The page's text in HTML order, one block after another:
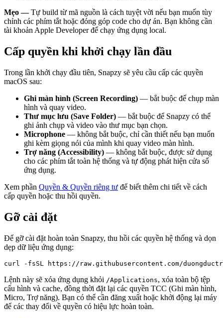
Mẹo —Tự build từ mã nguồn là cách tuyệt vời nếu bạn muốn tùy
chỉnh các phím tắt hoặc đóng góp code cho dự án. Bạn không cần
tài khoản Apple Developer để chạy ứng dụng local.
Cấp quyền khi khởi chạy lần đầu
Trong lần khởi chạy đầu tiên, Snapzy sẽ yêu cầu cấp các quyền
macOS sau:
Ghi màn hình (Screen Recording) — bắt buộc để chụp màn
hình và quay video.
Thư mục lưu (Save Folder) — bắt buộc để Snapzy có thể
ghi ảnh chụp và video vào thư mục bạn chọn.
Microphone — không bắt buộc, chỉ cần thiết nếu bạn muốn
ghi kèm giọng nói của mình khi quay video màn hình.
Trợ năng (Accessibility) — không bắt buộc, được sử dụng
cho các phím tắt toàn hệ thống và tự động phát hiện cửa sổ
ứng dụng.
Xem phần Quyền & Quyền riêng tư để biết thêm chi tiết về cách
cấp quyền hoặc thu hồi quyền.
Gỡ cài đặt
Để gỡ cài đặt hoàn toàn Snapzy, thu hồi các quyền hệ thống và dọn
dẹp dữ liệu ứng dụng:
Lệnh này sẽ xóa ứng dụng khỏi /Applications, xóa toàn bộ tệp
cấu hình và cache, đồng thời đặt lại các quyền TCC (Ghi màn hình,
Micro, Trợ năng). Bạn có thể cần đăng xuất hoặc khởi động lại máy
để các thay đổi về quyền có hiệu lực hoàn toàn.